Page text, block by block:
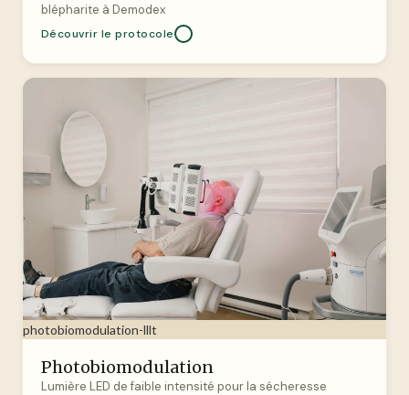
blépharite à Demodex
Découvrir le protocole
photobiomodulation-lllt
Photobiomodulation
Lumière LED de faible intensité pour la sécheresse